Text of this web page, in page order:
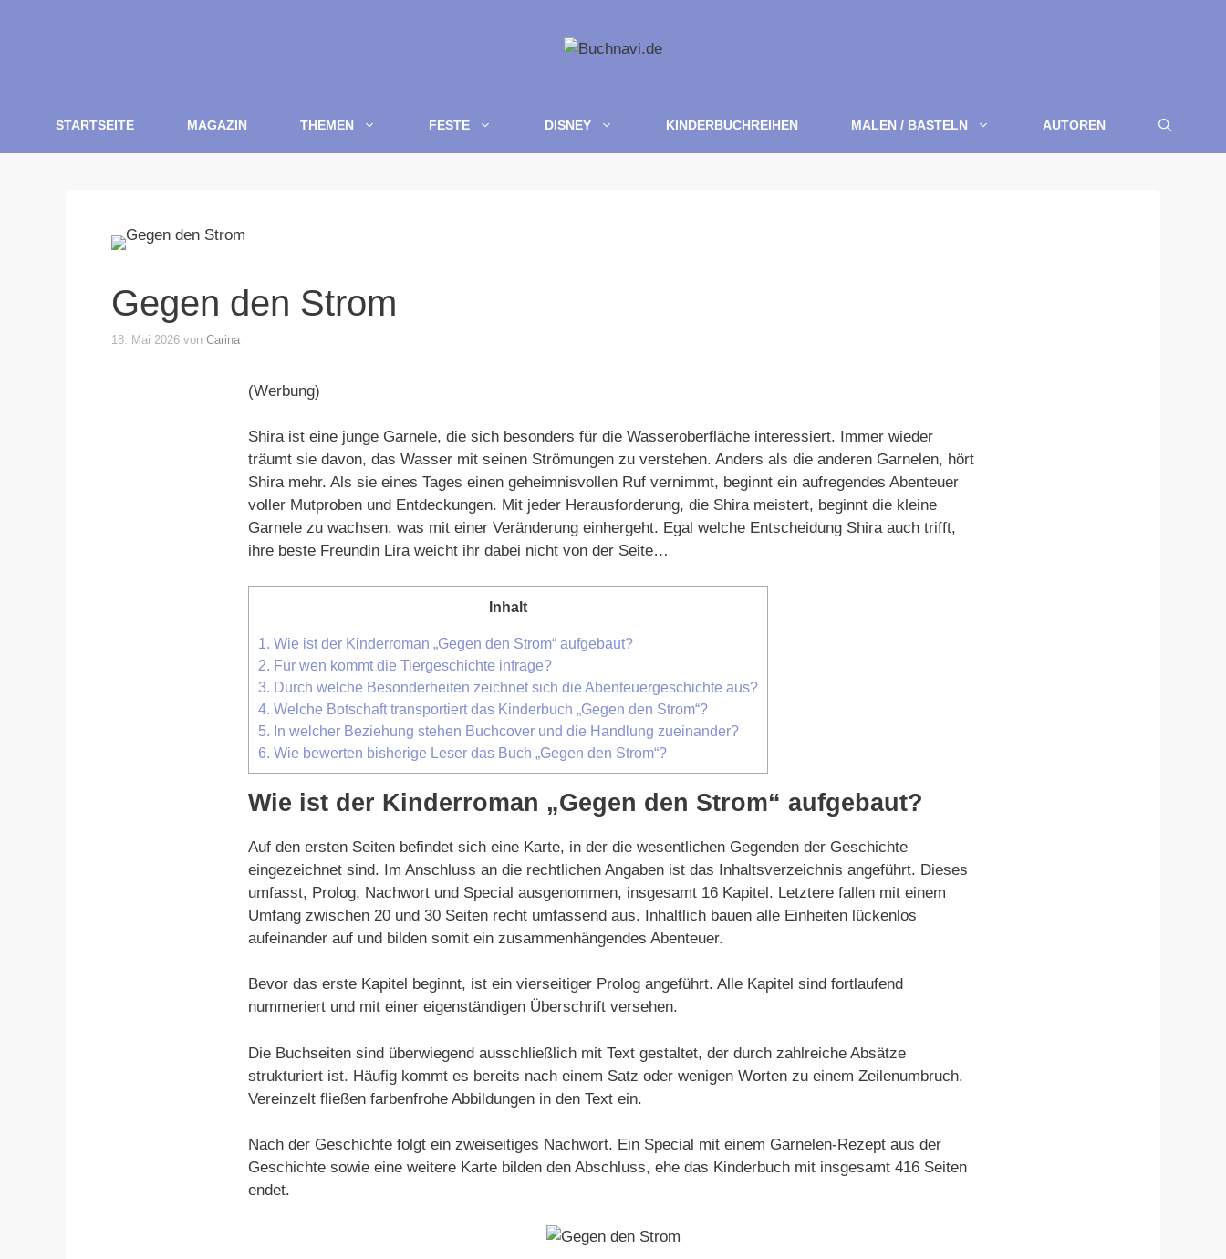
STARTSEITE MAGAZIN THEMEN FESTE DISNEY KINDERBUCHREIHEN MALEN / BASTELN AUTOREN
Gegen den Strom
18. Mai 2026 von Carina
(Werbung)
Shira ist eine junge Garnele, die sich besonders für die Wasseroberfläche interessiert. Immer wieder
träumt sie davon, das Wasser mit seinen Strömungen zu verstehen. Anders als die anderen Garnelen, hört
Shira mehr. Als sie eines Tages einen geheimnisvollen Ruf vernimmt, beginnt ein aufregendes Abenteuer
voller Mutproben und Entdeckungen. Mit jeder Herausforderung, die Shira meistert, beginnt die kleine
Garnele zu wachsen, was mit einer Veränderung einhergeht. Egal welche Entscheidung Shira auch trifft,
ihre beste Freundin Lira weicht ihr dabei nicht von der Seite…
Inhalt
1. Wie ist der Kinderroman „Gegen den Strom“ aufgebaut?
2. Für wen kommt die Tiergeschichte infrage?
3. Durch welche Besonderheiten zeichnet sich die Abenteuergeschichte aus?
4. Welche Botschaft transportiert das Kinderbuch „Gegen den Strom“?
5. In welcher Beziehung stehen Buchcover und die Handlung zueinander?
6. Wie bewerten bisherige Leser das Buch „Gegen den Strom“?
Wie ist der Kinderroman „Gegen den Strom“ aufgebaut?
Auf den ersten Seiten befindet sich eine Karte, in der die wesentlichen Gegenden der Geschichte
eingezeichnet sind. Im Anschluss an die rechtlichen Angaben ist das Inhaltsverzeichnis angeführt. Dieses
umfasst, Prolog, Nachwort und Special ausgenommen, insgesamt 16 Kapitel. Letztere fallen mit einem
Umfang zwischen 20 und 30 Seiten recht umfassend aus. Inhaltlich bauen alle Einheiten lückenlos
aufeinander auf und bilden somit ein zusammenhängendes Abenteuer.
Bevor das erste Kapitel beginnt, ist ein vierseitiger Prolog angeführt. Alle Kapitel sind fortlaufend
nummeriert und mit einer eigenständigen Überschrift versehen.
Die Buchseiten sind überwiegend ausschließlich mit Text gestaltet, der durch zahlreiche Absätze
strukturiert ist. Häufig kommt es bereits nach einem Satz oder wenigen Worten zu einem Zeilenumbruch.
Vereinzelt fließen farbenfrohe Abbildungen in den Text ein.
Nach der Geschichte folgt ein zweiseitiges Nachwort. Ein Special mit einem Garnelen-Rezept aus der
Geschichte sowie eine weitere Karte bilden den Abschluss, ehe das Kinderbuch mit insgesamt 416 Seiten
endet.